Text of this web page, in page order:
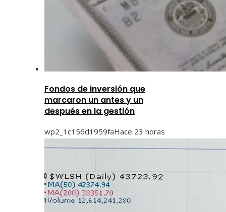
Fondos de inversión que
marcaron un antes y un
después en la gestión
wp2_1c156d1959faHace 23 horas